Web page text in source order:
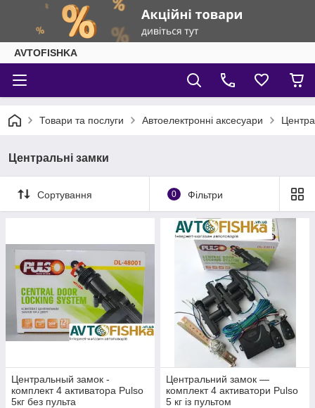
AVTOFISHKA
Товари та послуги Автоелектронні аксесуари
Центральні замки
Сортування 0 Фільтри
Центральный замок -
комплект 4 активатора Pulso
5кг без пульта
Центральний замок —
комплект 4 активатори Pulso
5 кг із пультом